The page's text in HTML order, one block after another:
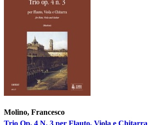
Molino, Francesco
Trio Op. 4 N. 3 per Flauto, Viola e Chitarra